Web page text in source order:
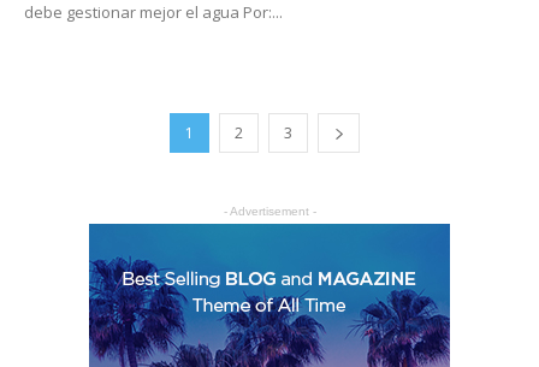
debe gestionar mejor el agua Por:...
1 2 3
- Advertisement -